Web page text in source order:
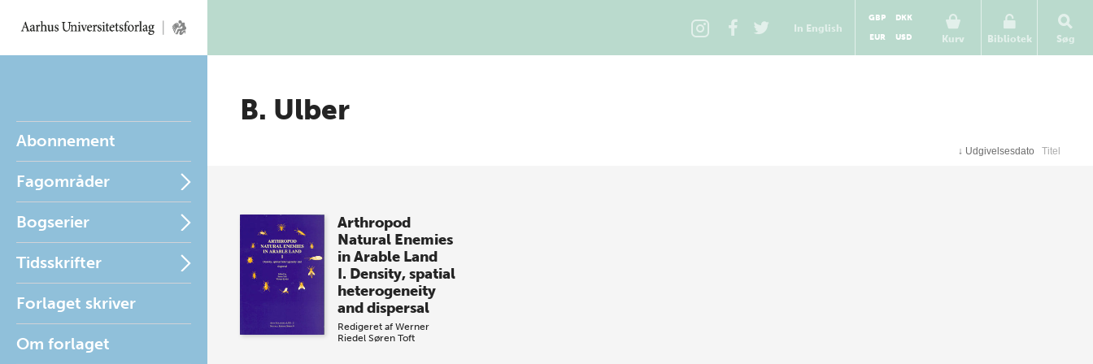
In English
Kurv
GBP
DKK
EUR
USD Bibliotek Søg
Abonnement
Fagområder
Bogserier
Tidsskrifter
Forlaget skriver
Om forlaget
B. Ulber
↓ Udgivelsesdato Titel
Arthropod
Natural Enemies
in Arable Land
I. Density, spatial
heterogeneity
and dispersal
Redigeret af Werner
Riedel Søren Toft